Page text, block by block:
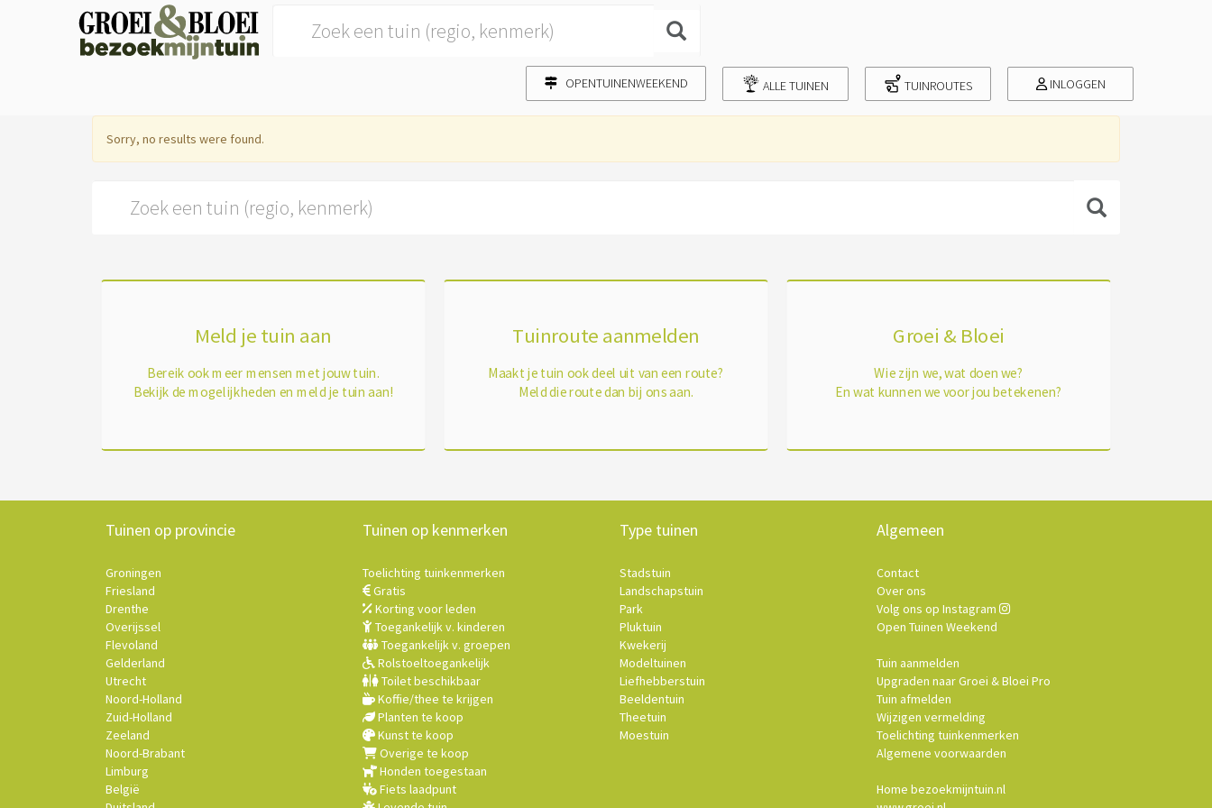
OPENTUINENWEEKEND ALLE TUINEN TUINROUTES INLOGGEN
Sorry, no results were found.
Meld je tuin aan
Bereik ook meer mensen met jouw tuin.
Bekijk de mogelijkheden en meld je tuin aan!
Tuinroute aanmelden
Maakt je tuin ook deel uit van een route?
Meld die route dan bij ons aan.
Groei & Bloei
Wie zijn we, wat doen we?
En wat kunnen we voor jou betekenen?
Tuinen op provincie
Groningen
Friesland
Drenthe
Overijssel
Flevoland
Gelderland
Utrecht
Noord-Holland
Zuid-Holland
Zeeland
Noord-Brabant
Limburg
België
Tuinen op kenmerken
Toelichting tuinkenmerken
Gratis
Korting voor leden
Toegankelijk v. kinderen
Toegankelijk v. groepen
Rolstoeltoegankelijk
Toilet beschikbaar
Koffie/thee te krijgen
Planten te koop
Kunst te koop
Overige te koop
Honden toegestaan
Fiets laadpunt
Type tuinen
Stadstuin
Landschapstuin
Park
Pluktuin
Kwekerij
Modeltuinen
Liefhebberstuin
Beeldentuin
Theetuin
Moestuin
Algemeen
Contact
Over ons
Volg ons op Instagram
Open Tuinen Weekend
Tuin aanmelden
Upgraden naar Groei & Bloei Pro
Tuin afmelden
Wijzigen vermelding
Toelichting tuinkenmerken
Algemene voorwaarden
Home bezoekmijntuin.nl